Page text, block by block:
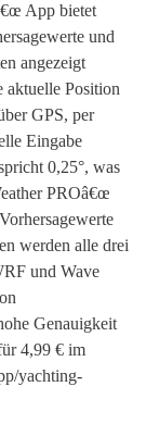
App bietet
und
angezeigt
Position
GPS, per
Eingabe
0,25°, was
PROâ€œ
werden alle drei
und Wave
Genauigkeit
4,99 € im
yachting-